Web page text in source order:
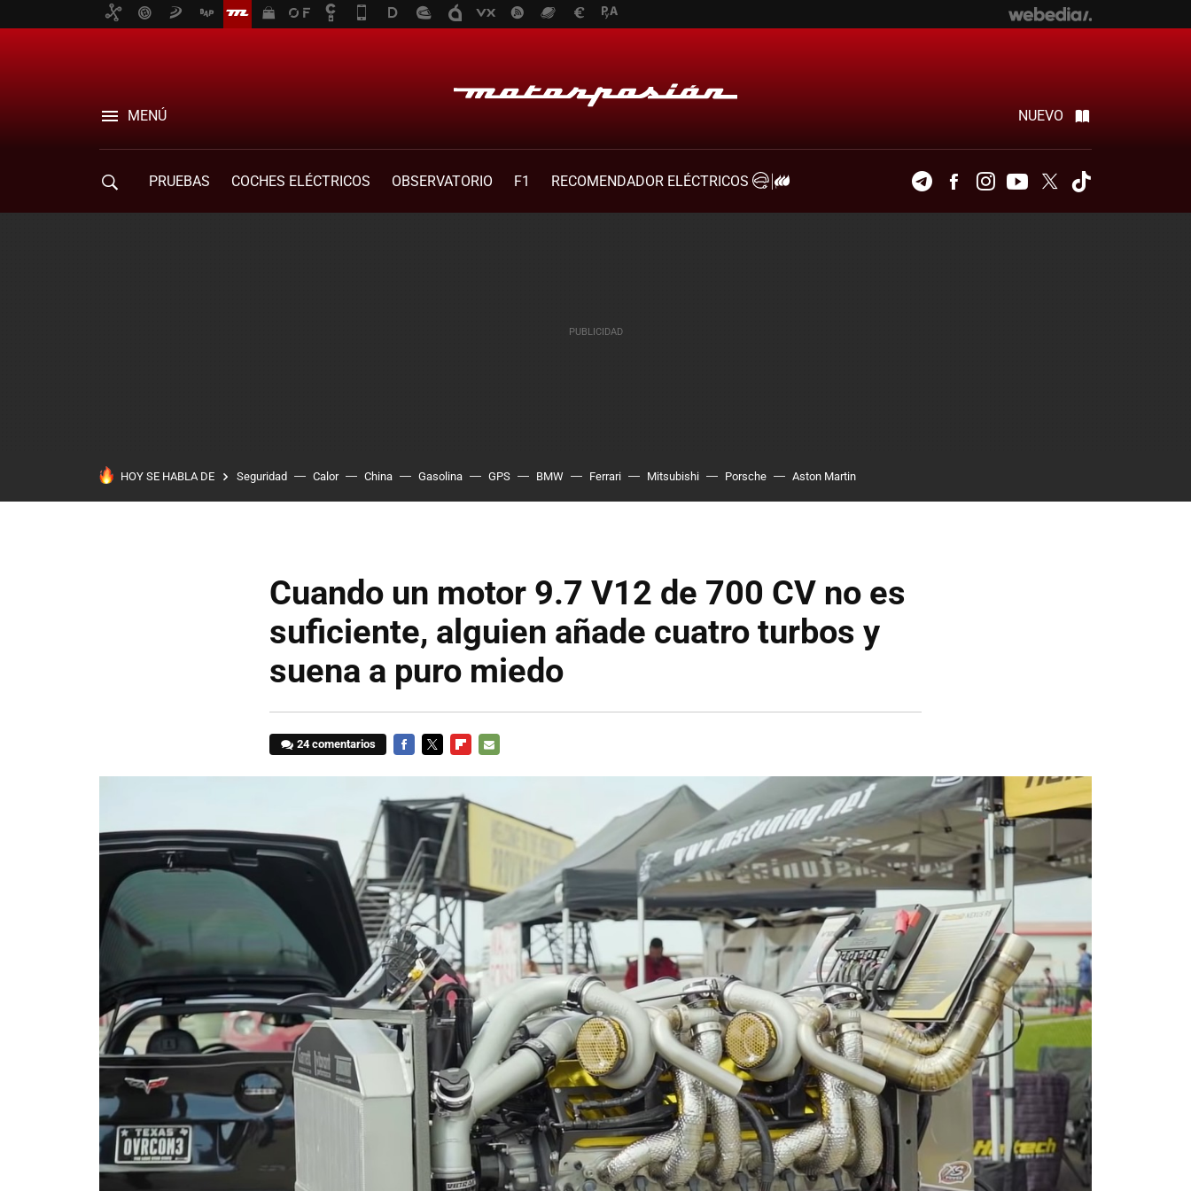
MENÚ NUEVO
PRUEBAS COCHES ELÉCTRICOS OBSERVATORIO F1
RECOMENDADOR ELÉCTRICOS
TelegramFacebookInstagramYoutubeTwitter
HOY SE HABLA DE Seguridad Calor China Gasolina GPS BMW Ferrari Mitsubishi Porsche Aston Martin
Cuando un motor 9.7 V12 de 700 CV no es
suficiente, alguien añade cuatro turbos y
suena a puro miedo
24 comentarios